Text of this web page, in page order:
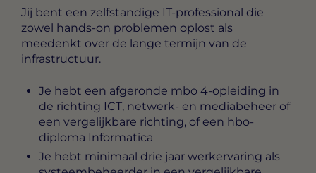
Jij bent een zelfstandige IT-professional die
zowel hands-on problemen oplost als
meedenkt over de lange termijn van de
infrastructuur.
Je hebt een afgeronde mbo 4-opleiding in
de richting ICT, netwerk- en mediabeheer of
een vergelijkbare richting, of een hbo-
diploma Informatica
Je hebt minimaal drie jaar werkervaring als